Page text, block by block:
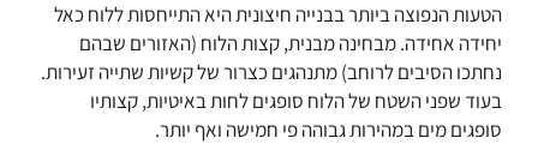
הטעות הנפוצה ביותר בבנייה חיצונית היא התייחסות ללוח כאל
יחידה אחידה. מבחינה מבנית, קצות הלוח (האזורים שבהם
נחתכו הסיבים לרוחב) מתנהגים כצרור של קשיות שתייה זעירות.
בעוד שפני השטח של הלוח סופגים לחות באיטיות, קצותיו
סופגים מים במהירות גבוהה פי חמישה ואף יותר.